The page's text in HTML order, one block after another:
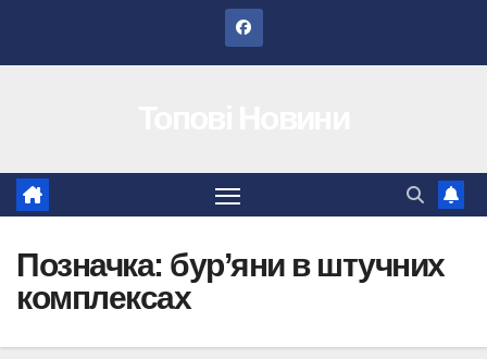
Позначка: бур’яни в штучних
комплексах